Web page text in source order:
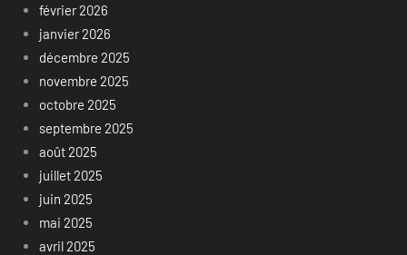
février 2026
janvier 2026
décembre 2025
novembre 2025
octobre 2025
septembre 2025
août 2025
juillet 2025
juin 2025
mai 2025
avril 2025